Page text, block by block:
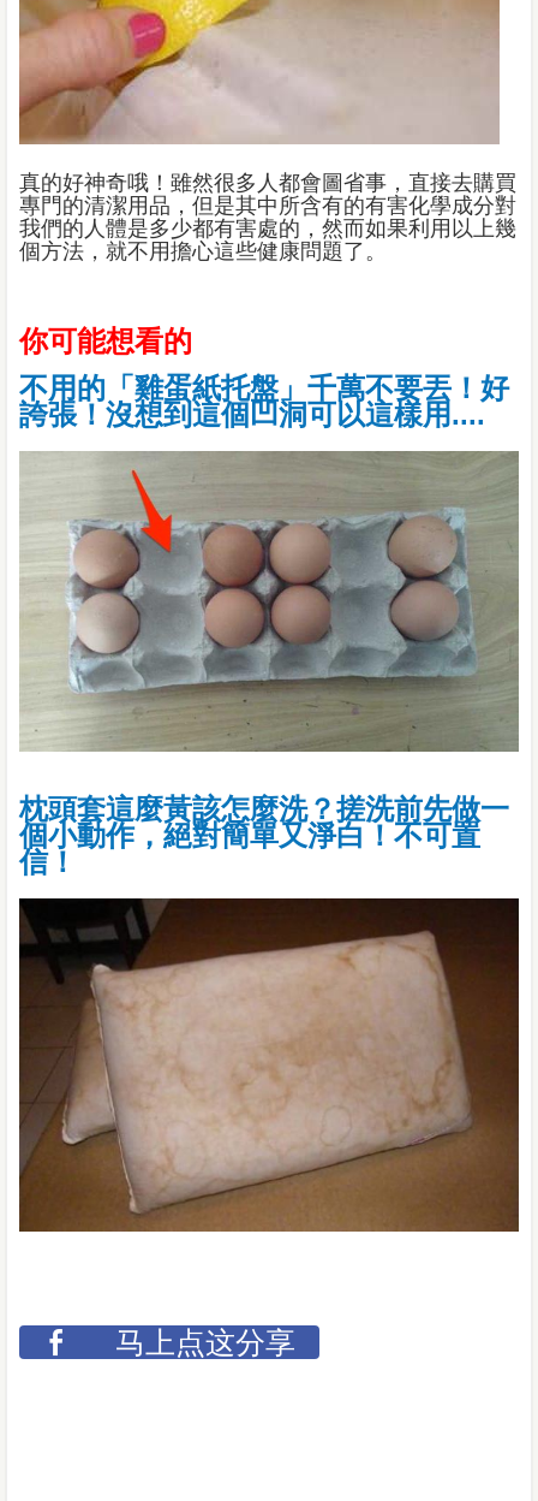
真的好神奇哦！雖然很多人都會圖省事，直接去購買
專門的清潔用品，但是其中所含有的有害化學成分對
我們的人體是多少都有害處的，然而如果利用以上幾
個方法，就不用擔心這些健康問題了。
你可能想看的
不用的「雞蛋紙托盤」千萬不要丟！好
誇張！沒想到這個凹洞可以這樣用....
枕頭套這麼黃該怎麼洗？搓洗前先做一
個小動作，絕對簡單又淨白！不可置
信！
马上点这分享